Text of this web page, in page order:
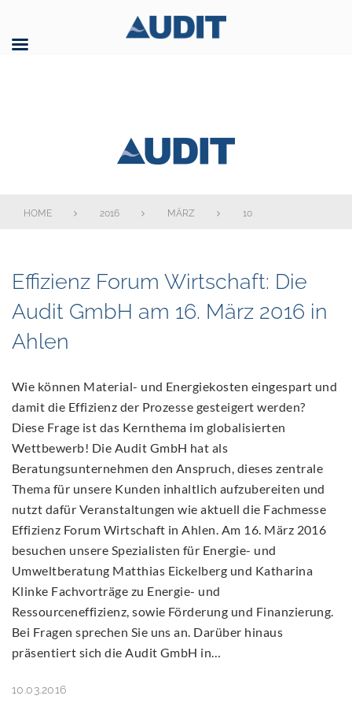
AUDIT GmbH
HOME 2016 MÄRZ 10
Tag:
10.
März
Effizienz Forum Wirtschaft: Die
Audit GmbH am 16. März 2016 in
Ahlen
Wie können Material- und Energiekosten eingespart und
damit die Effizienz der Prozesse gesteigert werden?
Diese Frage ist das Kernthema im globalisierten
Wettbewerb! Die Audit GmbH hat als
Beratungsunternehmen den Anspruch, dieses zentrale
Thema für unsere Kunden inhaltlich aufzubereiten und
nutzt dafür Veranstaltungen wie aktuell die Fachmesse
Effizienz Forum Wirtschaft in Ahlen. Am 16. März 2016
besuchen unsere Spezialisten für Energie- und
Umweltberatung Matthias Eickelberg und Katharina
Klinke Fachvorträge zu Energie- und
Ressourceneffizienz, sowie Förderung und Finanzierung.
Bei Fragen sprechen Sie uns an. Darüber hinaus
präsentiert sich die Audit GmbH in…
10.03.2016